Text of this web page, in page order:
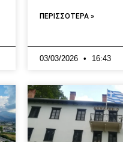
ΠΕΡΙΣΣΟΤΕΡΑ »
03/03/2026 16:43